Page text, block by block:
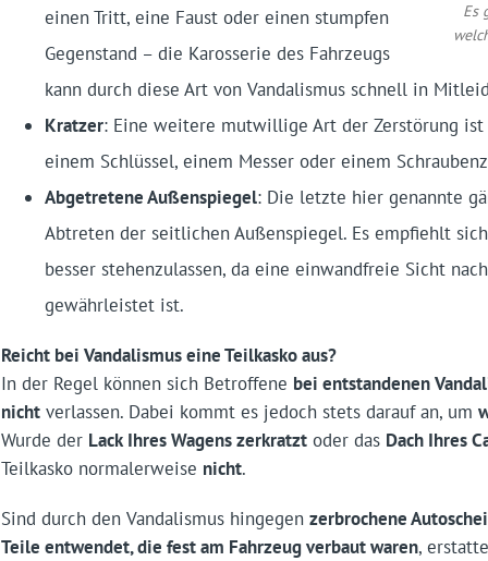
Es
einen Tritt, eine Faust oder einen stumpfen
Gegenstand – die Karosserie des Fahrzeugs
kann durch diese Art von Vandalismus schnell in
Kratzer: Eine weitere mutwillige Art der Zerstörung ist
einem Schlüssel, einem Messer oder einem
Abgetretene Außenspiegel: Die letzte hier genannte
Abtreten der seitlichen Außenspiegel. Es empfiehlt
besser stehenzulassen, da eine einwandfreie Sicht
gewährleistet ist.
Reicht bei Vandalismus eine Teilkasko aus?
In der Regel können sich Betroffene bei entstandenen
nichtverlassen. Dabei kommt es jedoch stets darauf an, um
Wurde der Lack Ihres Wagens zerkratztoder das Dach Ihres
Teilkasko normalerweise nicht.
Sind durch den Vandalismus hingegen zerbrochene
Teile entwendet, die fest am Fahrzeug verbaut waren,